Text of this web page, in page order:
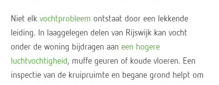
Niet elkvochtprobleem ontstaat door een lekkende
leiding. In laaggelegen delen van Rijswijk kan vocht
onder de woning bijdragen aan een hogere
luchtvochtigheid, muffe geuren of koude vloeren. Een
inspectie van de kruipruimte en begane grond helpt om